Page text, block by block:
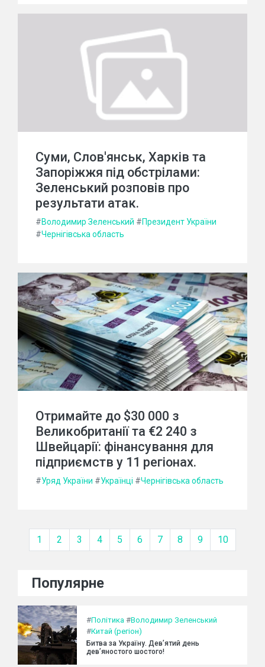
Суми, Слов'янськ, Харків та
Запоріжжя під обстрілами:
Зеленський розповів про
результати атак.
#Володимир Зеленський #Президент України
#Чернігівська область
Отримайте до $30 000 з
Великобританії та €2 240 з
Швейцарії: фінансування для
підприємств у 11 регіонах.
#Уряд України #Українці #Чернігівська область
1 2 3 4 5 6 7 8 9 10
Популярне
#Політика #Володимир Зеленський
#Китай (регіон)
Битва за Україну. Дев’ятий день
дев’яностого шостого!